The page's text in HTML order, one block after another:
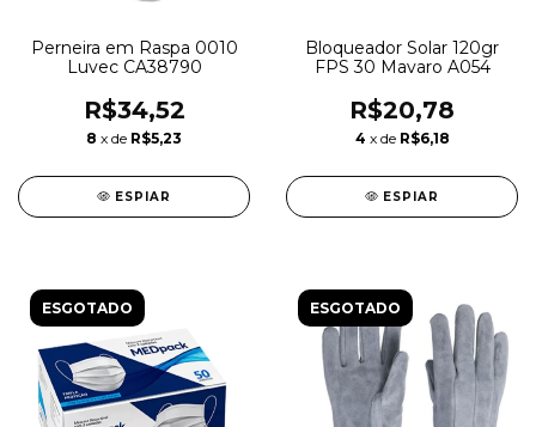
Perneira em Raspa 0010
Luvec CA38790
R$34,52
8 x de R$5,23
ESPIAR
Bloqueador Solar 120gr
FPS 30 Mavaro A054
R$20,78
4 x de R$6,18
ESPIAR
ESGOTADO ESGOTADO